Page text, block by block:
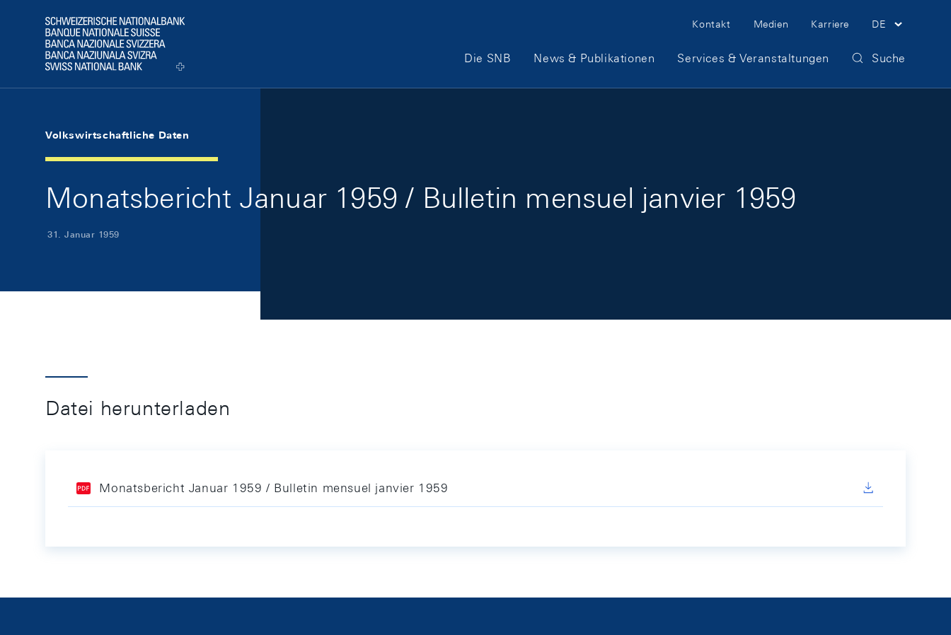
Logo
Meta Navigation
Kontakt Medien Karriere DE
Hauptnavigation
Die SNB News & Publikationen Services & Veranstaltungen Suche
Volkswirtschaftliche Daten
Monatsbericht Januar 1959 / Bulletin mensuel janvier 1959
31. Januar 1959
Datei herunterladen
Monatsbericht Januar 1959 / Bulletin mensuel janvier 1959